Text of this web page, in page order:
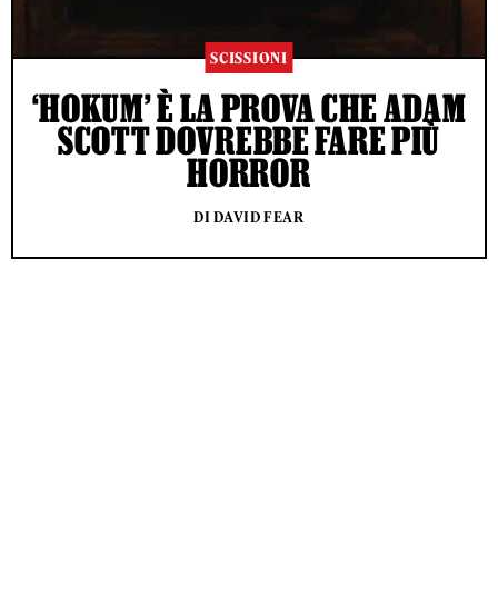
SCISSIONI
‘HOKUM’ È LA PROVA CHE ADAM
SCOTT DOVREBBE FARE PIÙ
HORROR
DI DAVID FEAR